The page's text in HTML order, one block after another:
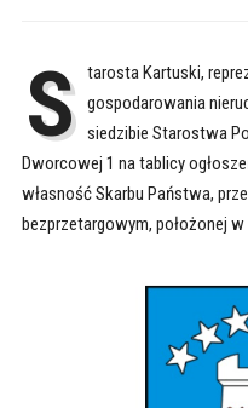
S tarosta Kartuski,
gospodarowania
siedzibie Starostwa
Dworcowej 1 na tablicy
własność Skarbu Państwa,
bezprzetargowym, położonej